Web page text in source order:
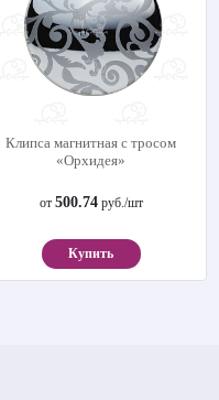
Клипса магнитная с тросом
«Орхидея»
от 500.74руб./шт
Купить